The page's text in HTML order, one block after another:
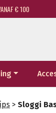
€ 100
> Sloggi